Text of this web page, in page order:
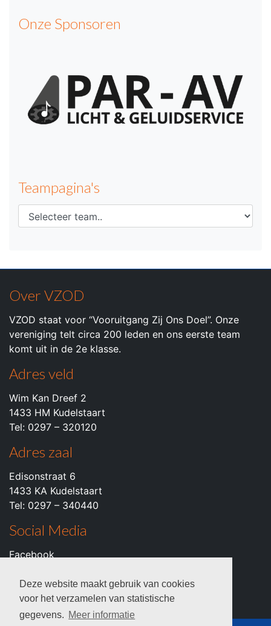
Deze website maakt gebruik van cookies
voor het verzamelen van statistische
gegevens. Meer informatie
Onze Sponsoren
Teampagina's
Over VZOD
VZOD staat voor “Vooruitgang Zij Ons Doel”. Onze
vereniging telt circa 200 leden en ons eerste team
komt uit in de 2e klasse.
Adres veld
Wim Kan Dreef 2
1433 HM Kudelstaart
Tel: 0297 – 320120
Adres zaal
Edisonstraat 6
1433 KA Kudelstaart
Tel: 0297 – 340440
Social Media
Facebook
Youtube